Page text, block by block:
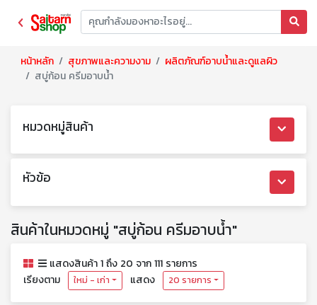
หน้าหลัก สุขภาพและความงาม
ผลิตภัณฑ์อาบน้ำและดูแลผิว
สบู่ก้อน ครีมอาบน้ำ
หมวดหมู่สินค้า
หัวข้อ
สินค้าในหมวดหมู่ "สบู่ก้อน ครีมอาบน้ำ"
แสดงสินค้า 1 ถึง 20 จาก 111 รายการ
เรียงตาม
ใหม่ - เก่า แสดง 20 รายการ